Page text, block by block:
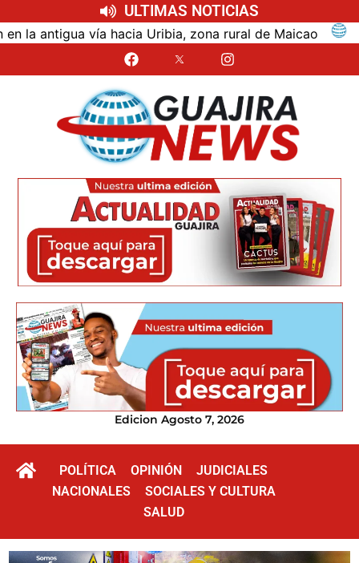
ULTIMAS NOTICIAS
vía hacia Uribia, zona rural de Maicao
Edicion Agosto 7, 2026
POLÍTICA OPINIÓN
JUDICIALES
NACIONALES
SOCIALES Y CULTURA
SALUD